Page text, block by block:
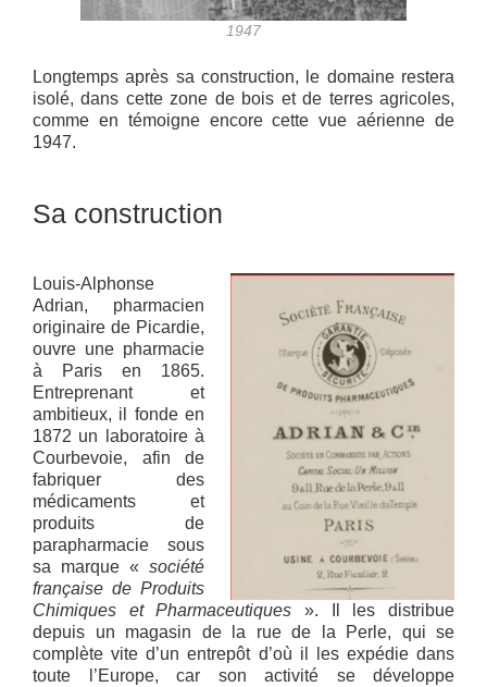
1947
Longtemps après sa construction, le domaine restera
isolé, dans cette zone de bois et de terres agricoles,
comme en témoigne encore cette vue aérienne de
1947.
Sa construction
Louis-Alphonse
Adrian, pharmacien
originaire de Picardie,
ouvre une pharmacie
à Paris en 1865.
Entreprenant et
ambitieux, il fonde en
1872 un laboratoire à
Courbevoie, afin de
fabriquer des
médicaments et
produits de
parapharmacie sous
sa marque « société
française de Produits
Chimiques et Pharmaceutiques ». Il les distribue
depuis un magasin de la rue de la Perle, qui se
complète vite d’un entrepôt d’où il les expédie dans
toute l’Europe, car son activité se développe